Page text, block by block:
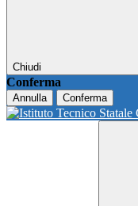
Chiudi
Conferma
Annulla Conferma